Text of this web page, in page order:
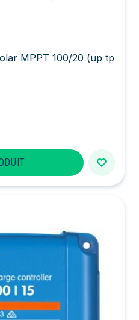
MPPT 100/20 (up tp